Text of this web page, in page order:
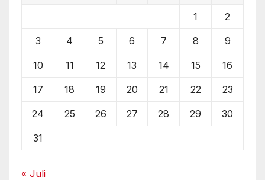
1 2
3 4 5 6 7 8 9
10 11 12 13 14 15 16
17 18 19 20 21 22 23
24 25 26 27 28 29 30
31
« Juli